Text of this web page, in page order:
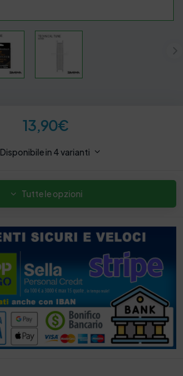
13,90€
Disponibile in 4 varianti
Tutte le opzioni